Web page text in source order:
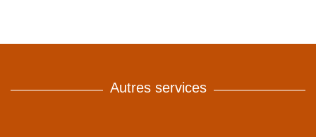
Autres services